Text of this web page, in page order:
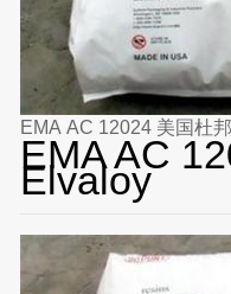
EMA AC 12024 美国杜
EMA AC
Elvaloy